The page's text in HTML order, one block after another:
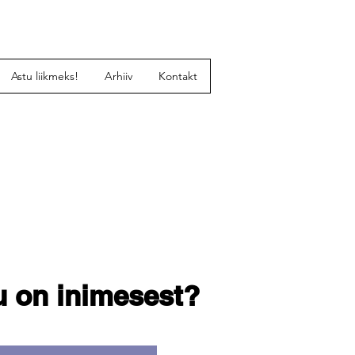
Astu liikmeks! Arhiiv Kontakt
on inimesest?